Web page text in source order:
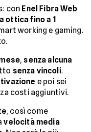
con Enel Fibra Web
ottica fino a 1
working e gaming.
, senza alcuna
senza vincoli.
e poi sei
costi aggiuntivi.
, così come
velocità media